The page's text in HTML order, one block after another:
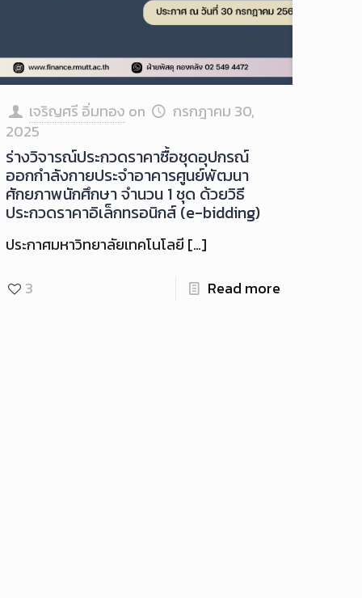
เจริญศรี อิ่มทอง on
กรกฎาคม 30,
2025
ร่างวิจารณ์ประกวดราคาซื้อชุดอุปกรณ์
ออกกำลังกายประจำอาคารศูนย์พัฒนา
ศักยภาพนักศึกษา จำนวน 1 ชุด ด้วยวิธี
ประกวดราคาอิเล็กทรอนิกส์ (e-bidding)
ประกาศมหาวิทยาลัยเทคโนโลยี […]
3
Read more